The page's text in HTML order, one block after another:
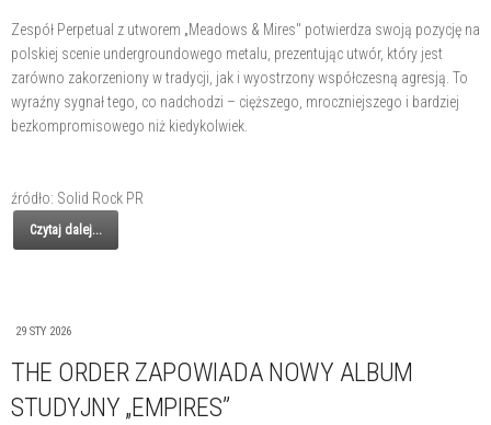
Zespół Perpetual z utworem „Meadows & Mires" potwierdza swoją pozycję na
polskiej scenie undergroundowego metalu, prezentując utwór, który jest
zarówno zakorzeniony w tradycji, jak i wyostrzony współczesną agresją. To
wyraźny sygnał tego, co nadchodzi – cięższego, mroczniejszego i bardziej
bezkompromisowego niż kiedykolwiek.
źródło: Solid Rock PR
Czytaj dalej...
29 STY 2026
THE ORDER ZAPOWIADA NOWY ALBUM
STUDYJNY „EMPIRES”